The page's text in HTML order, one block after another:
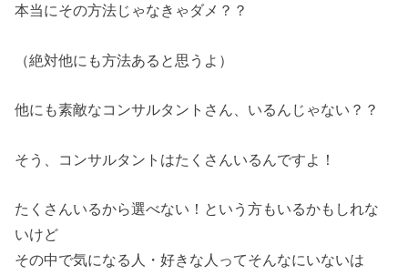
本当にその方法じゃなきゃダメ？？
（絶対他にも方法あると思うよ）
他にも素敵なコンサルタントさん、いるんじゃない？？
そう、コンサルタントはたくさんいるんですよ！
たくさんいるから選べない！という方もいるかもしれな
いけど
その中で気になる人・好きな人ってそんなにいないは